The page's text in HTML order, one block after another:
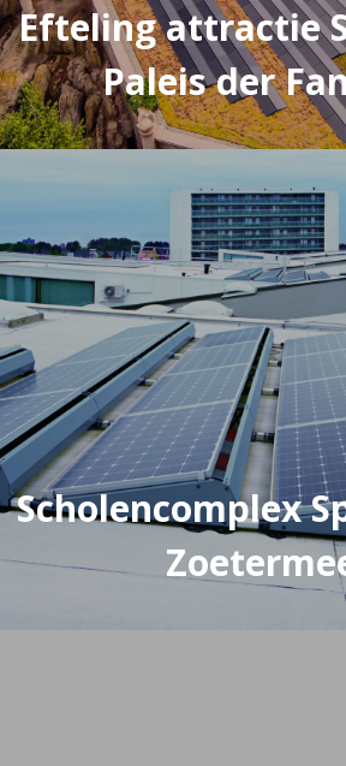
Efteling attractie
Paleis der
Scholencomplex